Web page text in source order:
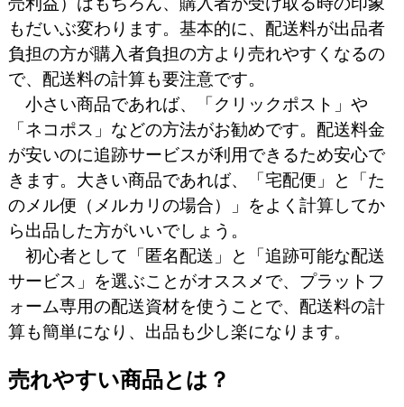
もだいぶ変わります。基本的に、配送料が出品者
負担の方が購入者負担の方より売れやすくなるの
で、配送料の計算も要注意です。
小さい商品であれば、「クリックポスト」や
「ネコポス」などの方法がお勧めです。配送料金
が安いのに追跡サービスが利用できるため安心で
きます。大きい商品であれば、「宅配便」と「た
のメル便（メルカリの場合）」をよく計算してか
ら出品した方がいいでしょう。
初心者として「匿名配送」と「追跡可能な配送
サービス」を選ぶことがオススメで、プラットフ
ォーム専用の配送資材を使うことで、配送料の計
算も簡単になり、出品も少し楽になります。
売れやすい商品とは？